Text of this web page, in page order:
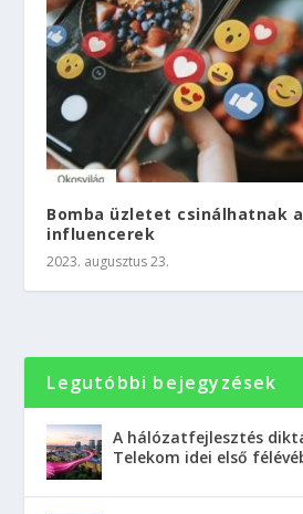
Bomba üzletet csinálhatnak
influencerek
2023. augusztus 23.
Legutóbbi bejegyzések
A hálózatfejlesztés
Telekom idei első